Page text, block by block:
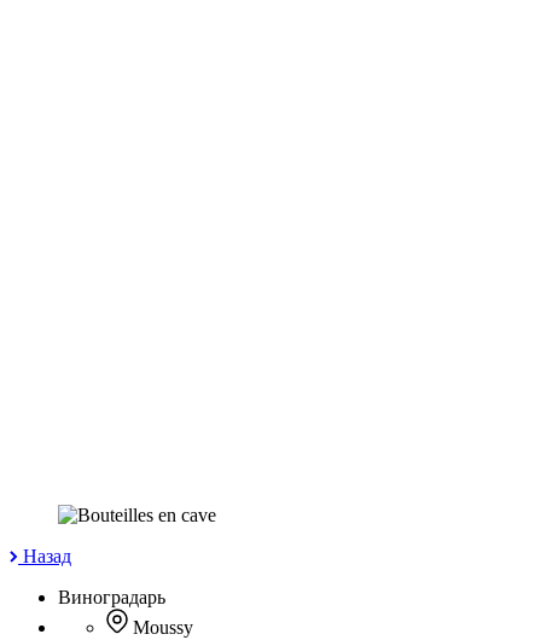
Назад
Виноградарь
Moussy